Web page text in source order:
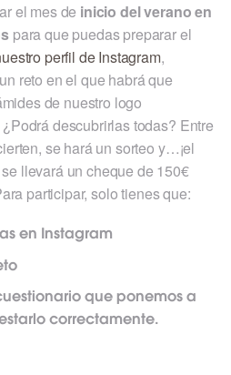
el mes de inicio del verano en
para que puedas preparar el
perfil de Instagram,
reto en el que habrá que
de nuestro logo
descubrirlas todas? Entre
se hará un sorteo y…¡el
llevará un cheque de 150€
participar, solo tienes que:
en Instagram
que ponemos a
correctamente.